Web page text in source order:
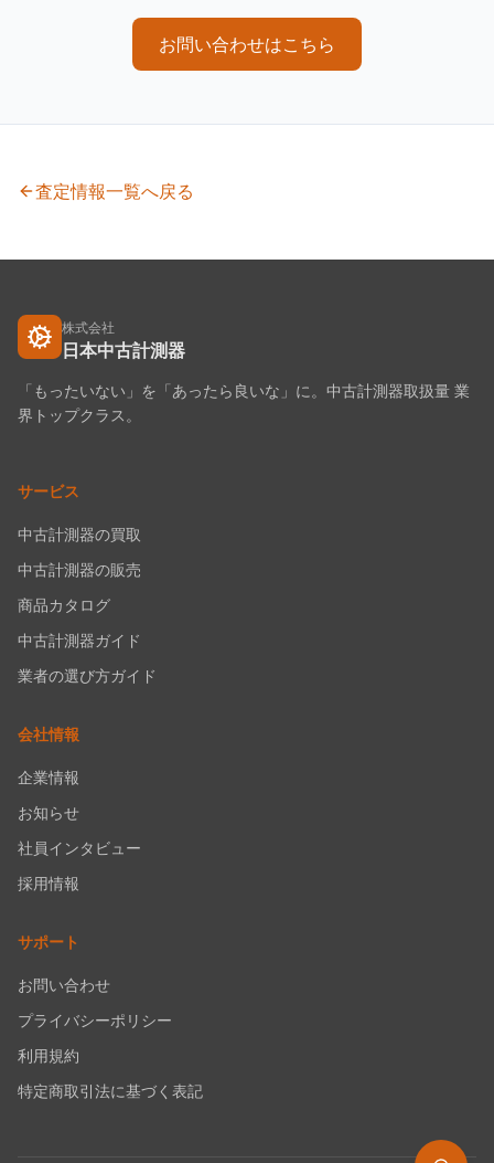
お問い合わせはこちら
査定情報一覧へ戻る
株式会社
日本中古計測器
「もったいない」を「あったら良いな」に。中古計測器取扱量 業
界トップクラス。
サービス
中古計測器の買取
中古計測器の販売
商品カタログ
中古計測器ガイド
業者の選び方ガイド
会社情報
企業情報
お知らせ
社員インタビュー
採用情報
サポート
お問い合わせ
プライバシーポリシー
利用規約
特定商取引法に基づく表記